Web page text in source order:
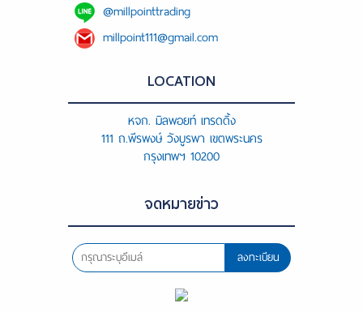
@millpointtrading
millpoint111@gmail.com
LOCATION
หจก. มิลพอยท์ เทรดดิ้ง
111 ถ.พีรพงษ์ วังบูรพา เขตพระนคร
กรุงเทพฯ 10200
จดหมายข่าว
ลงทะเบียน